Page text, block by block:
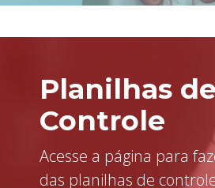
Planilhas de
Controle
Acesse a página para
das planilhas de